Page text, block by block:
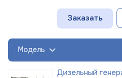
Заказать
Модель
Дизельный